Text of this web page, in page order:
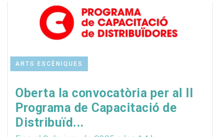
ARTS ESCÈNIQUES
Oberta la convocatòria per al II
Programa de Capacitació de
Distribuïd...